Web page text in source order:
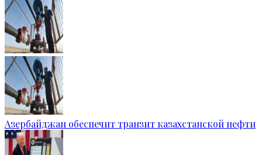
Азербайджан обеспечит транзит казахстанской нефти